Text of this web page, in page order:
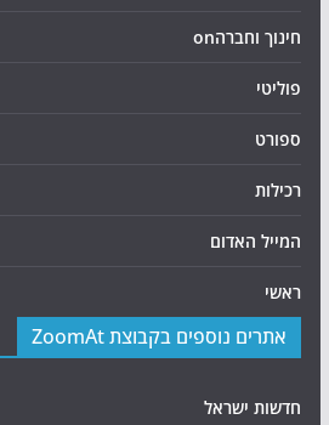
חינוך וחברהon
פוליטי
ספורט
רכילות
המייל האדום
ראשי
אתרים נוספים בקבוצת ZoomAt
חדשות ישראל